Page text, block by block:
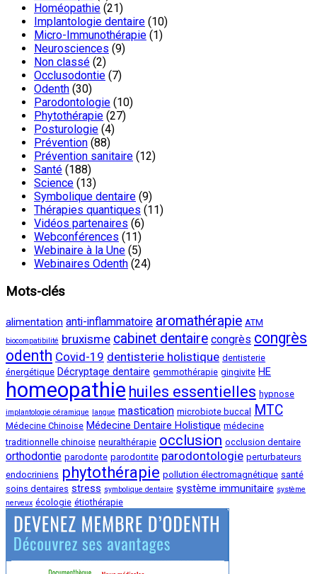
Homéopathie (21)
Implantologie dentaire (10)
Micro-Immunothérapie (1)
Neurosciences (9)
Non classé (2)
Occlusodontie (7)
Odenth (30)
Parodontologie (10)
Phytothérapie (27)
Posturologie (4)
Prévention (88)
Prévention sanitaire (12)
Santé (188)
Science (13)
Symbolique dentaire (9)
Thérapies quantiques (11)
Vidéos partenaires (6)
Webconférences (11)
Webinaire à la Une (5)
Webinaires Odenth (24)
Mots-clés
alimentation anti-inflammatoire aromathérapie ATM
biocompatibilité bruxisme cabinet dentaire congrès congrès
odenth Covid-19 dentisterie holistique dentisterie
énergétique Décryptage dentaire gemmothérapie gingivite HE
homeopathie huiles essentielles hypnose
implantologie céramique langue mastication microbiote buccal MTC
Médecine Chinoise Médecine Dentaire Holistique médecine
traditionnelle chinoise neuralthérapie occlusion occlusion dentaire
orthodontie parodonte parodontite parodontologie perturbateurs
endocriniens phytothérapie pollution électromagnétique santé
soins dentaires stress symbolique dentaire système immunitaire système
nerveux écologie étiothérapie